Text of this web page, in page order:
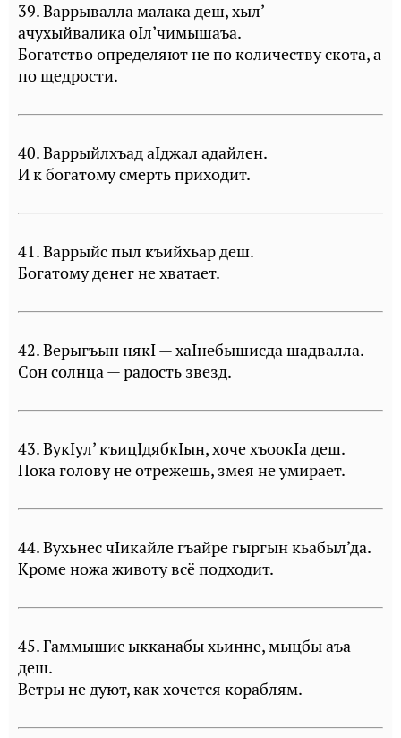
39. Варрывалла малака деш, хыл’
ачухыйвалика оIл’чимышаъа.
Богатство определяют не по количеству скота, а
по щедрости.
40. Варрыйлхъад аIджал адайлен.
И к богатому смерть приходит.
41. Варрыйс пыл къийхьар деш.
Богатому денег не хватает.
42. Верыгъын някI — хаIнебышисда шадвалла.
Сон солнца — радость звезд.
43. ВукIул’ къицIдябкIын, хоче хъоокIа деш.
Пока голову не отрежешь, змея не умирает.
44. Вухьнес чIикайле гъайре гыргын кьабыл’да.
Кроме ножа животу всё подходит.
45. Гаммышис ыкканабы хьинне, мыцбы аъа
деш.
Ветры не дуют, как хочется кораблям.